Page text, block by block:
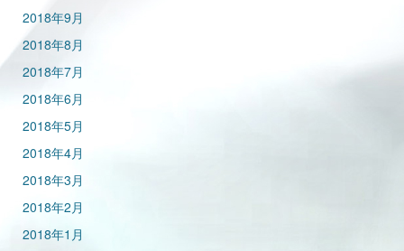
2018年9月
2018年8月
2018年7月
2018年6月
2018年5月
2018年4月
2018年3月
2018年2月
2018年1月